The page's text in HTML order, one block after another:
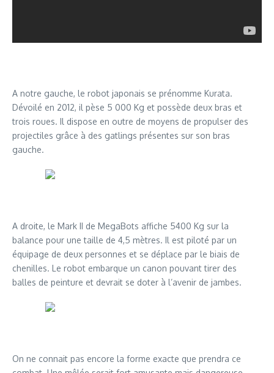
A notre gauche, le robot japonais se prénomme Kurata.
Dévoilé en 2012, il pèse 5 000 Kg et possède deux bras et
trois roues. Il dispose en outre de moyens de propulser des
projectiles grâce à des gatlings présentes sur son bras
gauche.
A droite, le Mark II de MegaBots affiche 5400 Kg sur la
balance pour une taille de 4,5 mètres. Il est piloté par un
équipage de deux personnes et se déplace par le biais de
chenilles. Le robot embarque un canon pouvant tirer des
balles de peinture et devrait se doter à l’avenir de jambes.
On ne connait pas encore la forme exacte que prendra ce